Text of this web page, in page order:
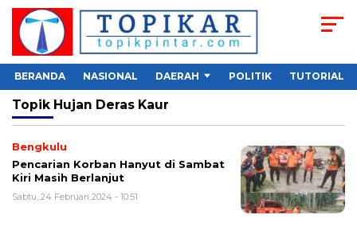
BERANDA NASIONAL DAERAH POLITIK TUTORIAL
Topik Hujan Deras Kaur
Bengkulu
Pencarian Korban Hanyut di Sambat
Kiri Masih Berlanjut
Sabtu, 24 Februari 2024 - 10:51